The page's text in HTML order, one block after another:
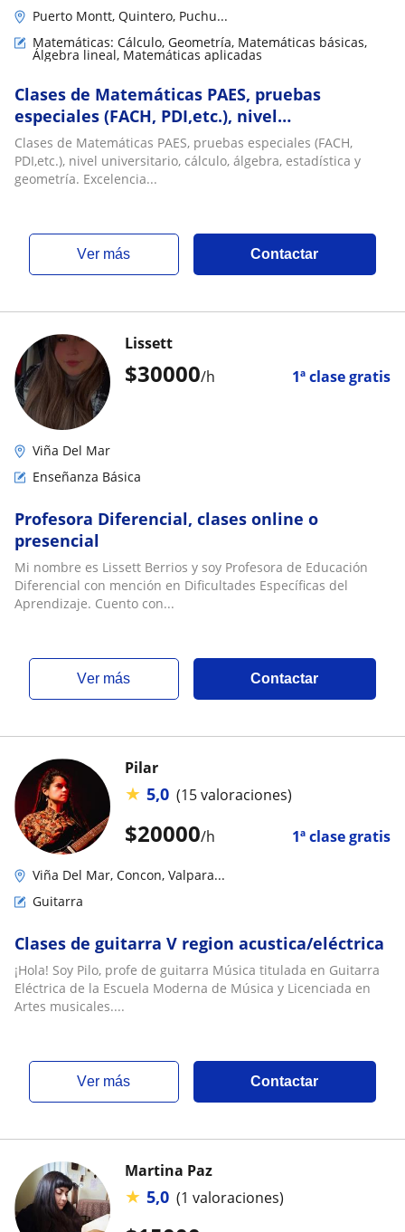
Puerto Montt, Quintero, Puchu...
Matemáticas: Cálculo, Geometría, Matemáticas básicas,
Álgebra lineal, Matemáticas aplicadas
Clases de Matemáticas PAES, pruebas
especiales (FACH, PDI,etc.), nivel
universitario, cálculo, álgebra, estadística y
geometría. Excelencia
Clases de Matemáticas PAES, pruebas especiales (FACH,
PDI,etc.), nivel universitario, cálculo, álgebra, estadística y
geometría. Excelencia...
ver más Contactar
$30000/h 1ª clase gratis
Lissett
Viña Del Mar
Enseñanza Básica
Profesora Diferencial, clases online o
presencial
Mi nombre es Lissett Berrios y soy Profesora de Educación
Diferencial con mención en Dificultades Específicas del
Aprendizaje. Cuento con...
ver más Contactar
$20000/h 1ª clase gratis
Pilar
★ 5,0 (15 valoraciones)
Viña Del Mar, Concon, Valpara...
Guitarra
Clases de guitarra V region acustica/eléctrica
¡Hola! Soy Pilo, profe de guitarra Música titulada en Guitarra
Eléctrica de la Escuela Moderna de Música y Licenciada en
Artes musicales....
ver más Contactar
Martina Paz
★ 5,0 (1 valoraciones)